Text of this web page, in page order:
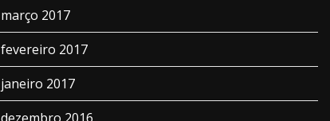
março 2017
fevereiro 2017
janeiro 2017